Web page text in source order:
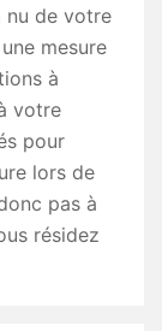
nu de votre
mesure
à
votre
pour
lors de
pas à
résidez